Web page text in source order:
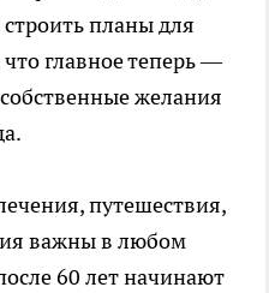
строить планы для
главное теперь —
желания
путешествия,
важны в любом
60 лет начинают